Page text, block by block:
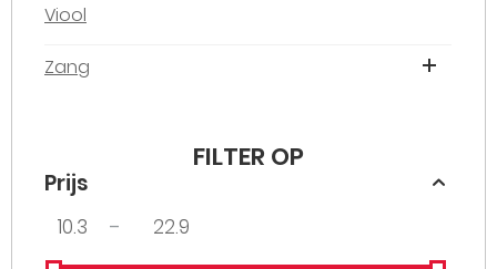
Viool
Zang
FILTER OP
Prijs
–